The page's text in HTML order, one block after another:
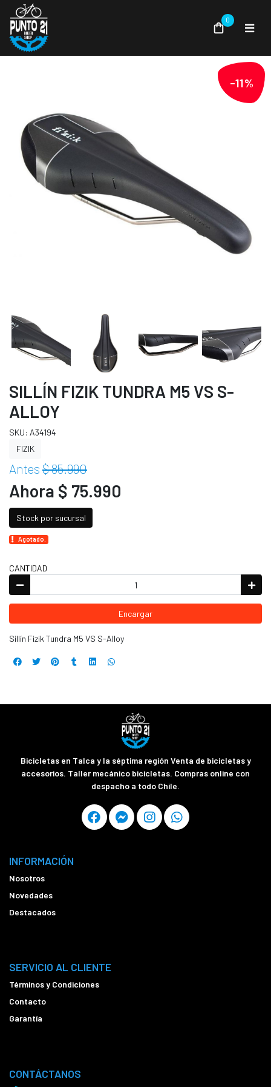
0
-11%
SILLÍN FIZIK TUNDRA M5 VS S-
ALLOY
SKU: A34194
FIZIK
Antes $ 85.990
Ahora $ 75.990
Stock por sucursal
Agotado.
CANTIDAD
Encargar
Sillín Fizik Tundra M5 VS S-Alloy
Bicicletas en Talca y la séptima región Venta de bicicletas y
accesorios. Taller mecánico bicicletas. Compras online con
despacho a todo Chile.
INFORMACIÓN
Nosotros
Novedades
Destacados
SERVICIO AL CLIENTE
Términos y Condiciones
Contacto
Garantía
CONTÁCTANOS